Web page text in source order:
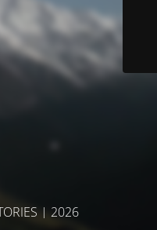
| 2026